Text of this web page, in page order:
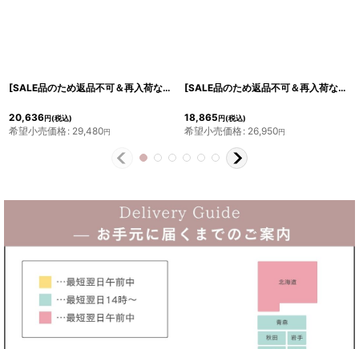
[SALE品のため返品不可＆再入荷なしの現品限り][ERUKEI Settan]フラワー総レース・フロントフリル・デコルテシースルー・オープンショルダー・ミディアムドレス・ワンピース[黒木麗奈着用]《送料＆代引き手数料無料》
20,636円(税込)
希望小売価格: 29,480円
[SALE品のため返品不可＆再入荷なしの現品限り][ERUKEI]Vネック・ノースリーブ・リボン・マーメイド・ミディアムドレス・ワンピース[山崎みどり着用]
18,865 円(税込)
希望小売価格: 26,950円